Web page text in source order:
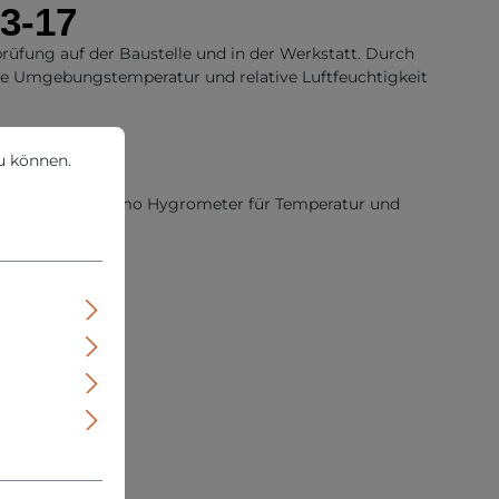
17
auf der Baustelle und in der Werkstatt. Durch
Umgebungstemperatur und relative Luftfeuchtigkeit
und Thermo Hygrometer für Temperatur und
Referenz
Mehr Informationen ...
können.